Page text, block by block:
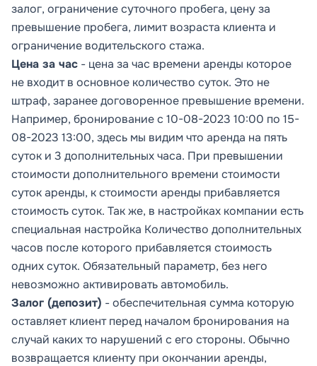
залог, ограничение суточного пробега, цену за
превышение пробега, лимит возраста клиента и
ограничение водительского стажа.
Цена за час - цена за час времени аренды которое
не входит в основное количество суток. Это не
штраф, заранее договоренное превышение времени.
Например, бронирование с 10-08-2023 10:00 по 15-
08-2023 13:00, здесь мы видим что аренда на пять
суток и 3 дополнительных часа. При превышении
стоимости дополнительного времени стоимости
суток аренды, к стоимости аренды прибавляется
стоимость суток. Так же, в настройках компании есть
специальная настройка Количество дополнительных
часов после которого прибавляется стоимость
одних суток. Обязательный параметр, без него
невозможно активировать автомобиль.
Залог (депозит) -обеспечительная сумма которую
оставляет клиент перед началом бронирования на
случай каких то нарушений с его стороны. Обычно
возвращается клиенту при окончании аренды,